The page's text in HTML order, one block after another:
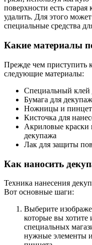
поверхности есть
удалить. Для этого
специальные средства
Какие материалы
Прежде чем приступить
следующие материалы:
Специальный клей
Бумага для
Ножницы и пинцет
Кисточка для
Акриловые краски
декупажа
Лак для защиты
Как наносить
Техника нанесения
Вот основные шаги:
Выберите
которые вы хотите
специальных
нужные элементы